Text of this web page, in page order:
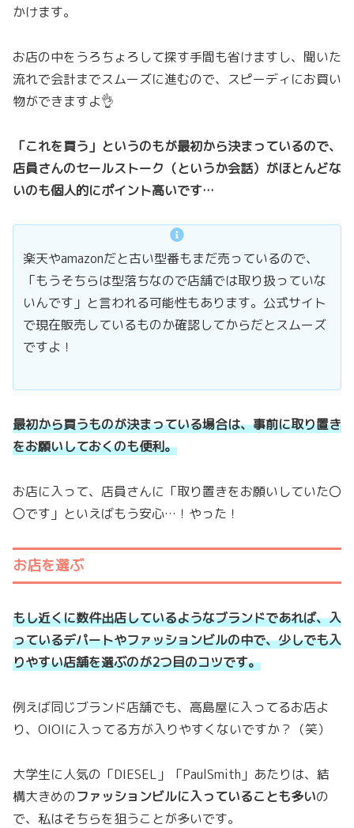
かけます。
お店の中をうろちょろして探す手間も省けますし、聞いた
流れで会計までスムーズに進むので、スピーディにお買い
物ができますよ👌
「これを買う」というのもが最初から決まっているので、
店員さんのセールストーク（というか会話）がほとんどな
いのも個人的にポイント高いです…
楽天やamazonだと古い型番もまだ売っているので、
「もうそちらは型落ちなので店舗では取り扱っていな
いんです」と言われる可能性もあります。公式サイト
で現在販売しているものか確認してからだとスムーズ
ですよ！
最初から買うものが決まっている場合は、事前に取り置き
をお願いしておくのも便利。
お店に入って、店員さんに「取り置きをお願いしていた〇
〇です」といえばもう安心…！やった！
お店を選ぶ
もし近くに数件出店しているようなブランドであれば、入
っているデパートやファッションビルの中で、少しでも入
りやすい店舗を選ぶのが2つ目のコツです。
例えば同じブランド店舗でも、高島屋に入ってるお店よ
り、OIOIに入ってる方が入りやすくないですか？（笑）
大学生に人気の「DIESEL」「PaulSmith」あたりは、結
構大きめのファッションビルに入っていることも多いの
で、私はそちらを狙うことが多いです。